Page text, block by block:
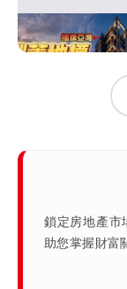
鎖定房地產市
助您掌握財富